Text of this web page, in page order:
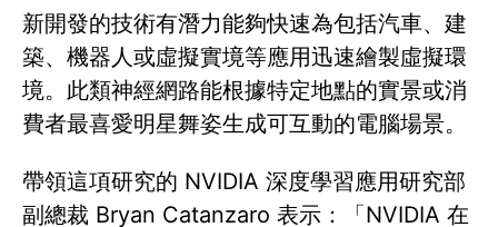
新開發的技術有潛力能夠快速為包括汽車、建
築、機器人或虛擬實境等應用迅速繪製虛擬環
境。此類神經網路能根據特定地點的實景或消
費者最喜愛明星舞姿生成可互動的電腦場景。
帶領這項研究的 NVIDIA 深度學習應用研究部
副總裁 Bryan Catanzaro 表示：「NVIDIA 在